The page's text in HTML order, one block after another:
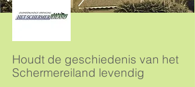
Houdt de geschiedenis van het
Schermereiland levendig